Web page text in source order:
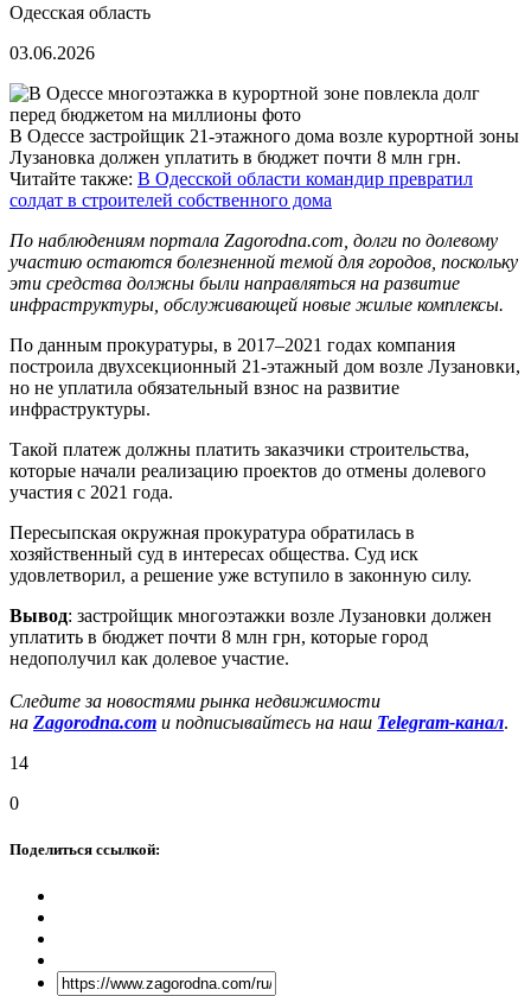
Одесская область
03.06.2026
В Одессе застройщик 21-этажного дома возле курортной зоны
Лузановка должен уплатить в бюджет почти 8 млн грн.
Читайте также: В Одесской области командир превратил
солдат в строителей собственного дома
По наблюдениям портала Zagorodna.com, долги по долевому
участию остаются болезненной темой для городов, поскольку
эти средства должны были направляться на развитие
инфраструктуры, обслуживающей новые жилые комплексы.
По данным прокуратуры, в 2017–2021 годах компания
построила двухсекционный 21-этажный дом возле Лузановки,
но не уплатила обязательный взнос на развитие
инфраструктуры.
Такой платеж должны платить заказчики строительства,
которые начали реализацию проектов до отмены долевого
участия с 2021 года.
Пересыпская окружная прокуратура обратилась в
хозяйственный суд в интересах общества. Суд иск
удовлетворил, а решение уже вступило в законную силу.
Вывод: застройщик многоэтажки возле Лузановки должен
уплатить в бюджет почти 8 млн грн, которые город
недополучил как долевое участие.
Следите за новостями рынка недвижимости
на Zagorodna.com и подписывайтесь на наш Telegram-канал.
14
0
Поделиться ссылкой: